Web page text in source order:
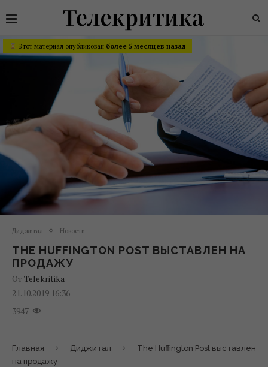
Этот материал опубликован более 5 месяцев назад
Диджитал Новости
THE HUFFINGTON POST ВЫСТАВЛЕН НА
ПРОДАЖУ
От Telekritika
21.10.2019 16:36
3947
Главная Диджитал
The Huffington Post выставлен
на продажу